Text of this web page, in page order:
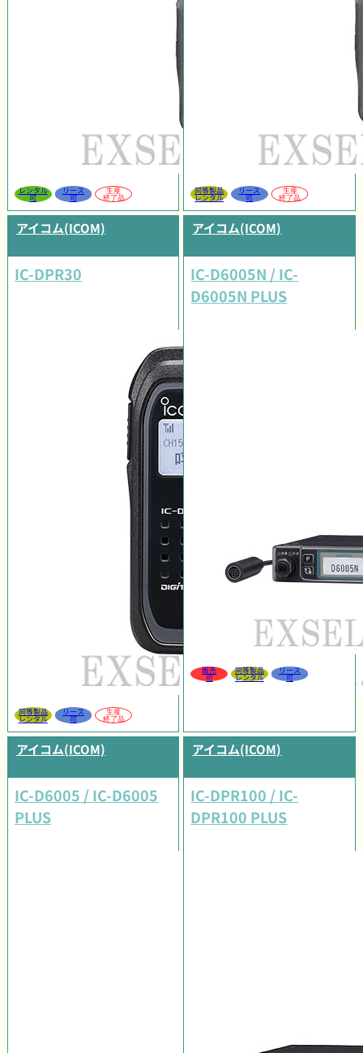
レンタル
可
リース
可
生産
終了品
同等製品
レンタル
リース
可
生産
終了品
アイコム(ICOM)
IC-DPR30
同等製品
レンタル
リース
可
生産
終了品
アイコム(ICOM)
IC-D6005N / IC-
D6005N PLUS
販売
可
同等製品
レンタル
リース
可
アイコム(ICOM)
IC-D6005 / IC-D6005
PLUS
アイコム(ICOM)
IC-DPR100 / IC-
DPR100 PLUS